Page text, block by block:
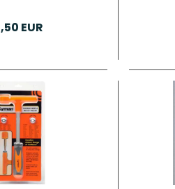
EUR